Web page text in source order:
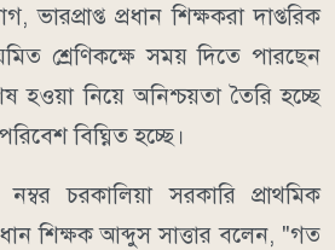
প্রধান শিক্ষকরা দাপ্তরিক
শ্রেণিকক্ষে সময় দিতে পারছেন
হওয়া নিয়ে অনিশ্চয়তা তৈরি হচ্ছে
বিঘ্নিত হচ্ছে।
চরকালিয়া সরকারি প্রাথমিক
শিক্ষক আব্দুস সাত্তার বলেন, "গত